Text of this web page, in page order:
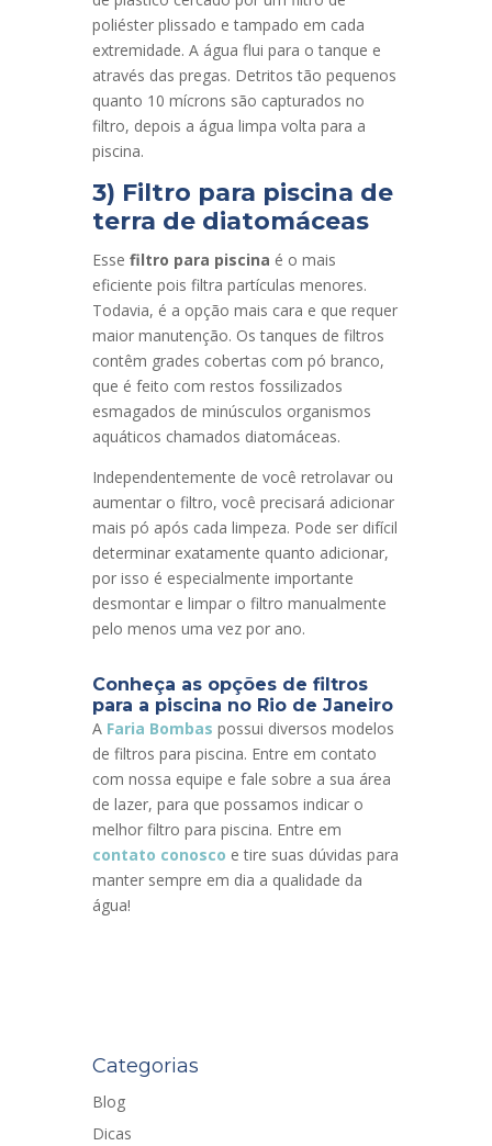
poliéster plissado e tampado em cada
extremidade. A água flui para o tanque e
através das pregas. Detritos tão pequenos
quanto 10 mícrons são capturados no
filtro, depois a água limpa volta para a
piscina.
3) Filtro para piscina de
terra de diatomáceas
Esse filtro para piscina é o mais
eficiente pois filtra partículas menores.
Todavia, é a opção mais cara e que requer
maior manutenção. Os tanques de filtros
contêm grades cobertas com pó branco,
que é feito com restos fossilizados
esmagados de minúsculos organismos
aquáticos chamados diatomáceas.
Independentemente de você retrolavar ou
aumentar o filtro, você precisará adicionar
mais pó após cada limpeza. Pode ser difícil
determinar exatamente quanto adicionar,
por isso é especialmente importante
desmontar e limpar o filtro manualmente
pelo menos uma vez por ano.
Conheça as opções de filtros
para a piscina no Rio de Janeiro
A Faria Bombas possui diversos modelos
de filtros para piscina. Entre em contato
com nossa equipe e fale sobre a sua área
de lazer, para que possamos indicar o
melhor filtro para piscina. Entre em
contato conosco e tire suas dúvidas para
manter sempre em dia a qualidade da
água!
Categorias
Blog
Dicas